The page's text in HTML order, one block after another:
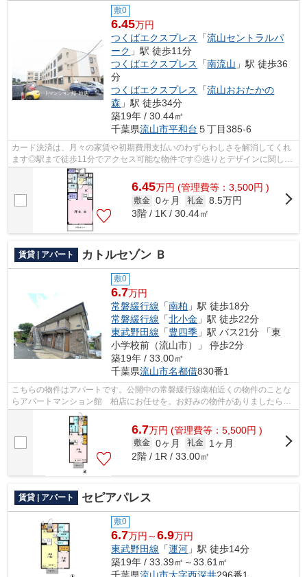
敷0
6.45万円
つくばエクスプレス
「流山セントラルパ
ーク 」駅 徒歩11分
つくばエクスプレス
「南流山 」駅 徒歩36
分
つくばエクスプレス
「流山おおたかの
森 」駅 徒歩34分
築19年 / 30.44㎡
千葉県流山市平和台 ５丁目385-6
カード決済は、月々の家賃や初期費用支払いのわずらわしさを解消してくれ
ます◎駅まで徒歩11分でアクセス可能な物件です◎造りとデザインに関し
て、自信をもって情報を提供できるマンシ...
6.45万円 (管理費等：3,500円 )
敷金 0ヶ月 礼金 8.5万円
3階 / 1K / 30.44㎡
賃貸 | アパート カトルセゾン Ｂ
敷0
6.7万円
常磐緩行線 「南柏 」駅 徒歩18分
常磐緩行線 「北小金 」駅 徒歩22分
東武野田線 「豊四季 」駅 バス21分 「東
小学校前（流山市）」 停歩2分
築19年 / 33.00㎡
千葉県流山市名都借830番1
こちらの物件はアパートです。公開中の常磐緩行線南柏近くの物件のことな
らアパートマンション館 柏店にお任せを。お好みの物件がありましたら04-
7167-1222、kasiwa@apa-to.co.jpまで...
6.7万円 (管理費等：5,500円 )
敷金 0ヶ月 礼金
1ヶ月
2階 / 1R / 33.00㎡
賃貸 | アパート セピアパレス
敷0
6.7万円～6.9万円
東武野田線 「運河 」駅 徒歩14分
築19年 / 33.39㎡～33.61㎡